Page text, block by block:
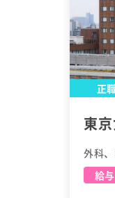
正
東
外科
給与